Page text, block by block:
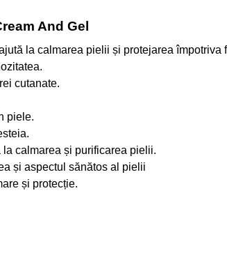
And Gel
la calmarea pielii și protejarea împotriva
cutanate.
piele.
calmarea și purificarea pielii.
și aspectul sănătos al pielii
și protecție.